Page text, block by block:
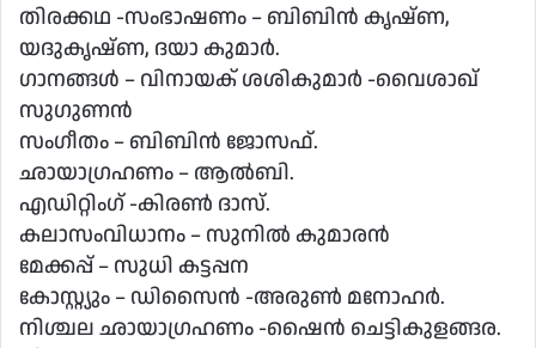
തിരക്കഥ -സംഭാഷണം – ബിബിൻ കൃഷ്ണ,
യദുകൃഷ്ണ, ദയാ കുമാർ.
ഗാനങ്ങൾ – വിനായക് ശശികുമാർ -വൈശാഖ്
സുഗുണൻ
സംഗീതം – ബിബിൻ ജോസഫ്.
ഛായാഗ്രഹണം – ആൽബി.
എഡിറ്റിംഗ് -കിരൺ ദാസ്.
കലാസംവിധാനം – സുനിൽ കുമാരൻ
മേക്കപ്പ് – സുധി കട്ടപ്പന
കോസ്റ്റ്യും – ഡിസൈൻ -അരുൺ മനോഹർ.
നിശ്ചല ഛായാഗ്രഹണം -ഷൈൻ ചെട്ടികുളങ്ങര.